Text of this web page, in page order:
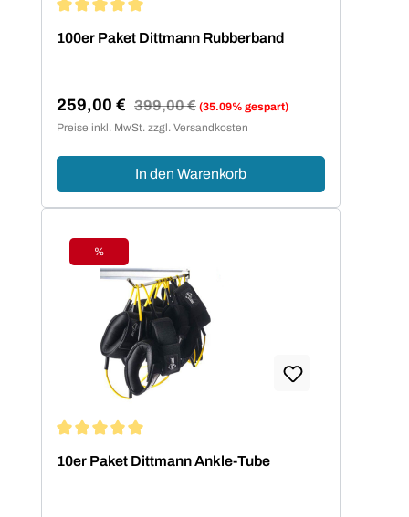
100er Paket Dittmann Rubberband
Verkaufspreis:
259,00 € Regulärer Preis:
399,00 € (35.09% gespart)
Preise inkl. MwSt. zzgl. Versandkosten
In den Warenkorb
Rabatt
%
10er Paket Dittmann Ankle-Tube